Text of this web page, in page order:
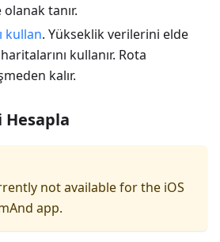
tanır.
kullan. Yükseklik verilerini elde
kullanır. Rota
kalır.
Hesapla
not available for the iOS
app.